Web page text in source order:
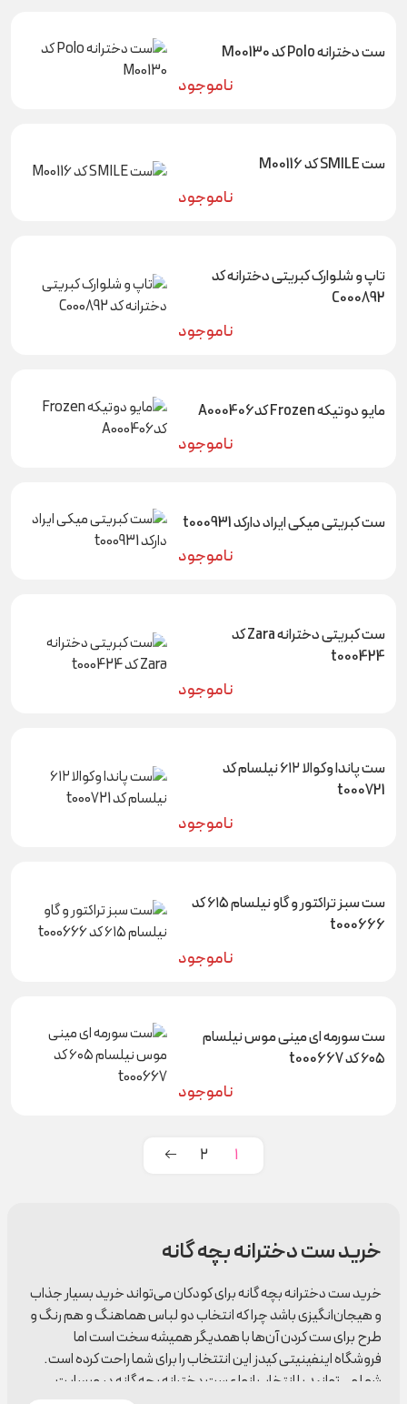
ست دخترانه Polo کد M00130
ناموجود
ست SMILE کد M00116
ناموجود
تاپ و شلوارک کبریتی دخترانه کد
C000892
ناموجود
مایو دوتیکه Frozen کدA000406
ناموجود
ست کبریتی میکی ایراد دارکد t000931
ناموجود
ست کبریتی دخترانه Zara کد
t000424
ناموجود
ست پاندا و‌کوالا ۶۱۲ نیلسام کد
t000721
ناموجود
ست سبز تراکتور و گاو نیلسام ۶۱۵ کد
t000666
ناموجود
ست سورمه ای مینی موس نیلسام
۶۰۵ کد t000667
ناموجود
1
2
خرید ست دخترانه بچه گانه
خرید ست دخترانه بچه گانه برای کودکان می‌تواند خرید بسیار جذاب
و هیجان‌انگیزی باشد چرا که انتخاب دو لباس هماهنگ و هم رنگ و
طرح برای ست کردن آن‌ها با همدیگر همیشه سخت است اما
فروشگاه اینفینیتی کیدز این انتتخاب را برای شما راحت کرده است.
شما می‌توانید با انتخاب انواع ست دخترانه بچه گانه در وبسایت